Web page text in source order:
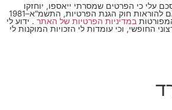
עלי כי הפרטים שמסרתי ייאספו, יוחזקו
ויעובדו במאגר מידע בהתאם להוראות חוק הגנת הפרטיות, התשמ"א–1981
במדיניות הפרטיות של האתר . ידוע לי
החופשי, וכי עומדות לי הזכויות המוקנות לי